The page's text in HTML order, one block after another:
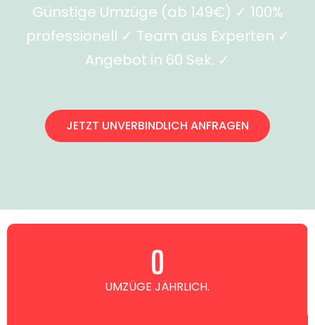
Günstige Umzüge (ab 149€) ✓ 100%
professionell ✓ Team aus Experten ✓
Angebot in 60 Sek. ✓
JETZT UNVERBINDLICH ANFRAGEN
UMZÜGE JÄHRLICH.
0